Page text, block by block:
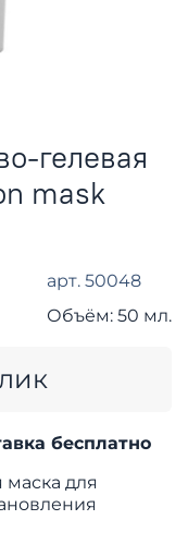
арт. 50048
Объём: 50 мл.
гелевая
mask
бесплатно
для